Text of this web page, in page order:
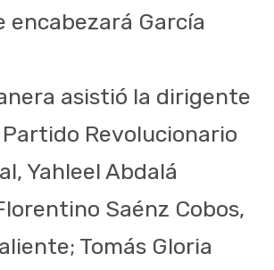
encabezará García
asistió la dirigente
Revolucionario
Yahleel Abdalá
Saénz Cobos,
Tomás Gloria